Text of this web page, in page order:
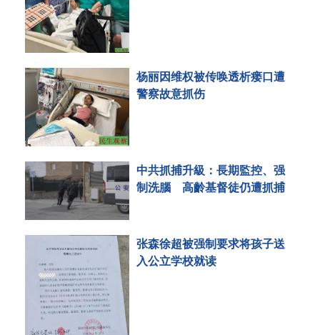
杨丽因维权被传唤透析瘘口遭
警察故意抓伤
中共抓捕升級：長期監控、强
制洗腦 高齡基督徒仍遭抓捕
张森徐超被强制要求将孩子送
入公立学校就读